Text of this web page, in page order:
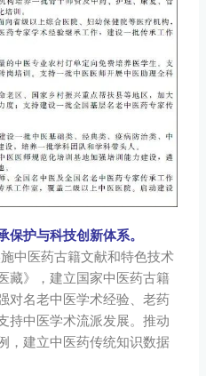
保护与科技创新体系。
中医药古籍文献和特色技术
藏》，建立国家中医药古籍
对名老中医学术经验、老药
持中医学术流派发展。推动
，建立中医药传统知识数据